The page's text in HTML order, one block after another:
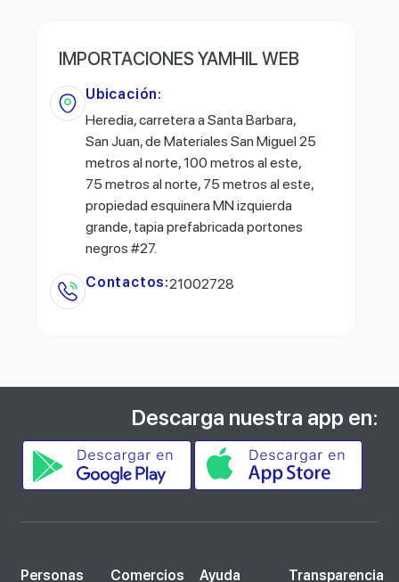
IMPORTACIONES YAMHIL WEB
Ubicación:
Heredia, carretera a Santa Barbara,
San Juan, de Materiales San Miguel 25
metros al norte, 100 metros al este,
75 metros al norte, 75 metros al este,
propiedad esquinera MN izquierda
grande, tapia prefabricada portones
negros #27.
Contactos:21002728
Descarga nuestra app en:
Personas
Comercios
Ayuda
Transparencia